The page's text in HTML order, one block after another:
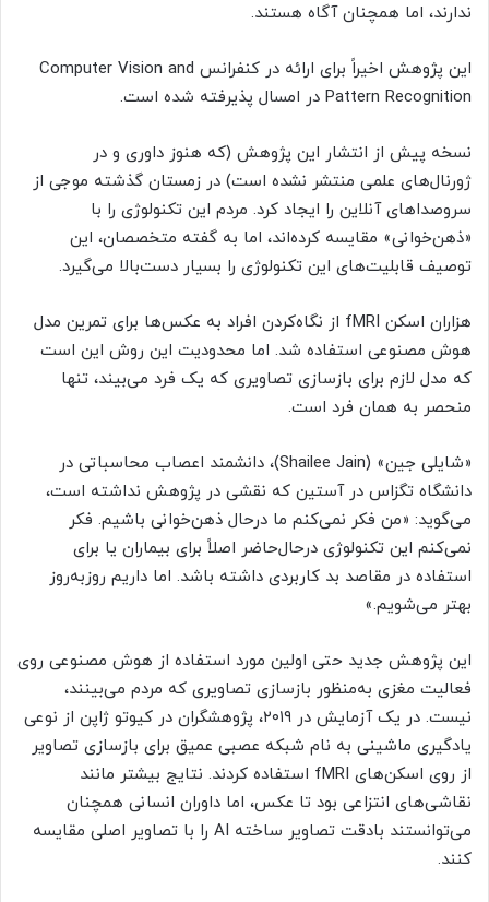
ندارند، اما همچنان آگاه هستند.
این پژوهش اخیراً برای ارائه در کنفرانس Computer Vision and
Pattern Recognition در امسال پذیرفته شده است.
نسخه پیش از انتشار این پژوهش (که هنوز داوری و در
ژورنال‌های علمی منتشر نشده است) در زمستان گذشته موجی از
سروصداهای آنلاین را ایجاد کرد. مردم این تکنولوژی را با
«ذهن‌خوانی» مقایسه کرده‌اند، اما به گفته متخصصان، این
توصیف قابلیت‌های این تکنولوژی را بسیار دست‌بالا می‌گیرد.
هزاران اسکن fMRI از نگاه‌کردن افراد به عکس‌ها برای تمرین مدل
هوش مصنوعی استفاده شد. اما محدودیت این روش این است
که مدل لازم برای بازسازی تصاویری که یک فرد می‌بیند، تنها
منحصر به همان فرد است.
«شایلی جین» (Shailee Jain)، دانشمند اعصاب محاسباتی در
دانشگاه تگزاس در آستین که نقشی در پژوهش نداشته است،
می‌گوید: «من فکر نمی‌کنم ما درحال ذهن‌خوانی باشیم. فکر
نمی‌کنم این تکنولوژی درحال‌حاضر اصلاً برای بیماران یا برای
استفاده در مقاصد بد کاربردی داشته باشد. اما داریم روزبه‌روز
بهتر می‌شویم.»
این پژوهش جدید حتی اولین مورد استفاده از هوش مصنوعی روی
فعالیت مغزی به‌منظور بازسازی تصاویری که مردم می‌بینند،
نیست. در یک آزمایش در ۲۰۱۹، پژوهشگران در کیوتو ژاپن از نوعی
یادگیری ماشینی به‌ نام شبکه عصبی عمیق برای بازسازی تصاویر
از روی اسکن‌های fMRI استفاده کردند. نتایج بیشتر مانند
نقاشی‌های انتزاعی بود تا عکس، اما داوران انسانی همچنان
می‌توانستند بادقت تصاویر ساخته AI را با تصاویر اصلی مقایسه
کنند.